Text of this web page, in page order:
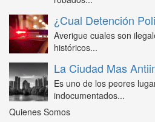
¿Cual Detención
Averigue cuales son
históricos...
La Ciudad Mas
Es uno de los peores
indocumentados...
Quienes Somos